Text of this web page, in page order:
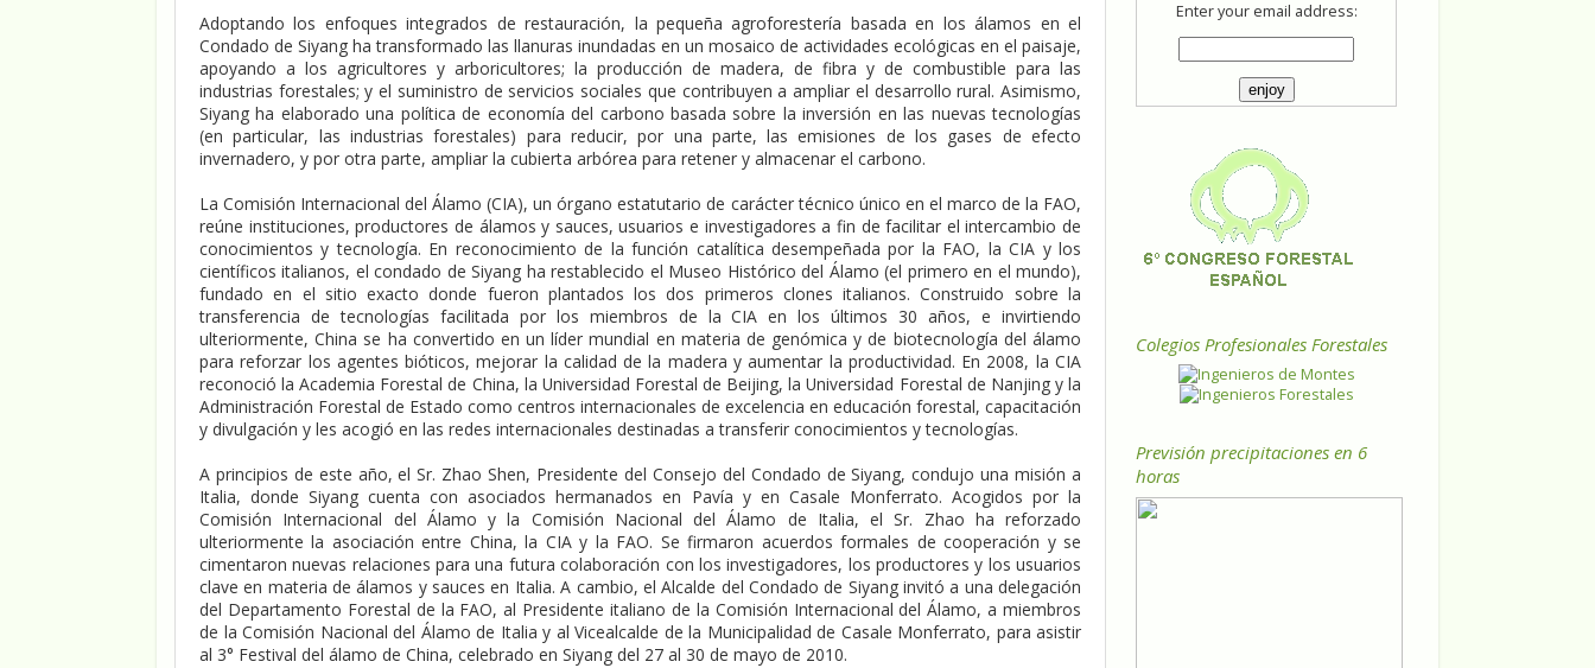
Adoptando los enfoques integrados de restauración, la pequeña agroforestería basada en los álamos en el
Condado de Siyang ha transformado las llanuras inundadas en un mosaico de actividades ecológicas en el paisaje,
apoyando a los agricultores y arboricultores; la producción de madera, de fibra y de combustible para las
industrias forestales; y el suministro de servicios sociales que contribuyen a ampliar el desarrollo rural. Asimismo,
Siyang ha elaborado una política de economía del carbono basada sobre la inversión en las nuevas tecnologías
(en particular, las industrias forestales) para reducir, por una parte, las emisiones de los gases de efecto
invernadero, y por otra parte, ampliar la cubierta arbórea para retener y almacenar el carbono.
La Comisión Internacional del Álamo (CIA), un órgano estatutario de carácter técnico único en el marco de la FAO,
reúne instituciones, productores de álamos y sauces, usuarios e investigadores a fin de facilitar el intercambio de
conocimientos y tecnología. En reconocimiento de la función catalítica desempeñada por la FAO, la CIA y los
científicos italianos, el condado de Siyang ha restablecido el Museo Histórico del Álamo (el primero en el mundo),
fundado en el sitio exacto donde fueron plantados los dos primeros clones italianos. Construido sobre la
transferencia de tecnologías facilitada por los miembros de la CIA en los últimos 30 años, e invirtiendo
ulteriormente, China se ha convertido en un líder mundial en materia de genómica y de biotecnología del álamo
para reforzar los agentes bióticos, mejorar la calidad de la madera y aumentar la productividad. En 2008, la CIA
reconoció la Academia Forestal de China, la Universidad Forestal de Beijing, la Universidad Forestal de Nanjing y la
Administración Forestal de Estado como centros internacionales de excelencia en educación forestal, capacitación
y divulgación y les acogió en las redes internacionales destinadas a transferir conocimientos y tecnologías.
A principios de este año, el Sr. Zhao Shen, Presidente del Consejo del Condado de Siyang, condujo una misión a
Italia, donde Siyang cuenta con asociados hermanados en Pavía y en Casale Monferrato. Acogidos por la
Comisión Internacional del Álamo y la Comisión Nacional del Álamo de Italia, el Sr. Zhao ha reforzado
ulteriormente la asociación entre China, la CIA y la FAO. Se firmaron acuerdos formales de cooperación y se
cimentaron nuevas relaciones para una futura colaboración con los investigadores, los productores y los usuarios
clave en materia de álamos y sauces en Italia. A cambio, el Alcalde del Condado de Siyang invitó a una delegación
del Departamento Forestal de la FAO, al Presidente italiano de la Comisión Internacional del Álamo, a miembros
de la Comisión Nacional del Álamo de Italia y al Vicealcalde de la Municipalidad de Casale Monferrato, para asistir
al 3° Festival del álamo de China, celebrado en Siyang del 27 al 30 de mayo de 2010.
Enter your email address:
Colegios Profesionales Forestales
Previsión precipitaciones en 6
horas